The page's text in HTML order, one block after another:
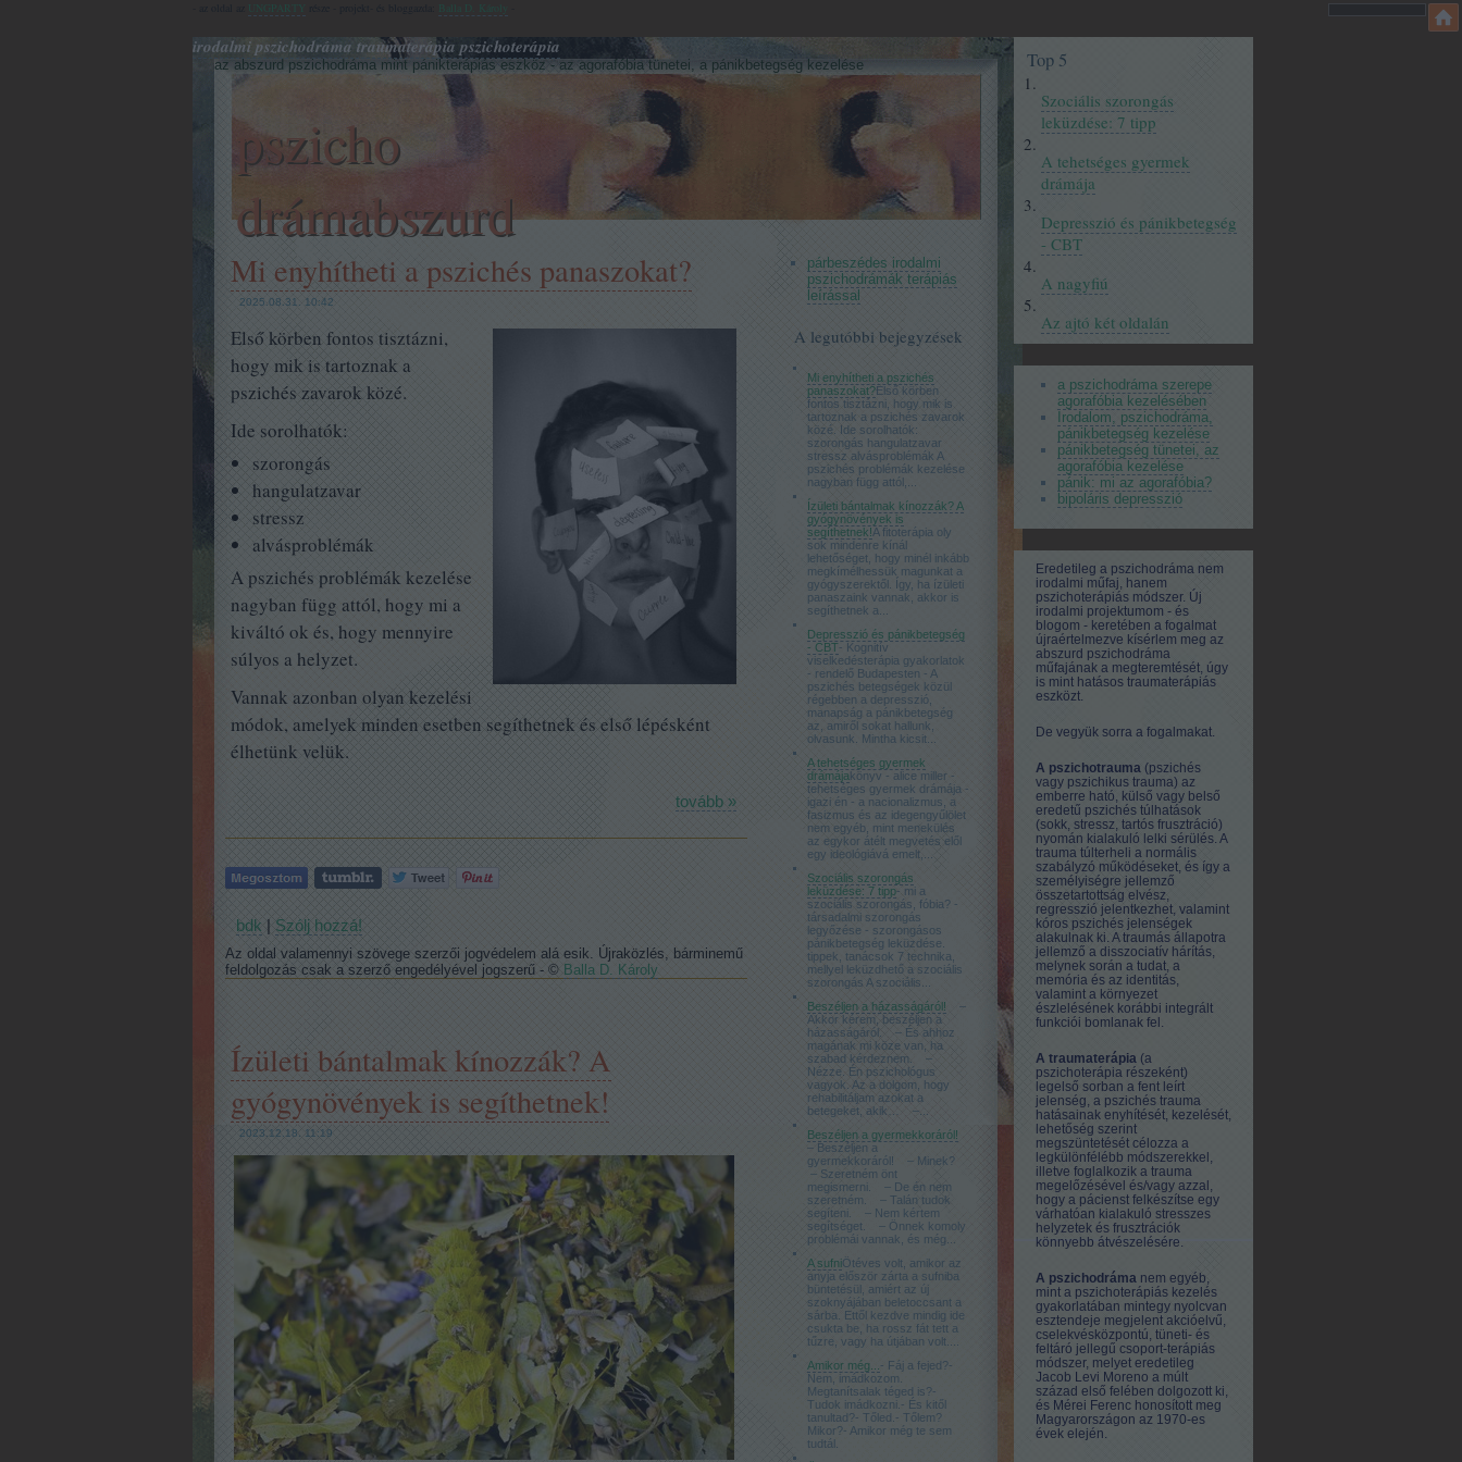
UNGPARTY Balla D. Károly
irodalmi pszichodráma traumaterápia pszichoterápia
az abszurd pszichodráma mint pánikterápiás eszköz - az agorafóbia tünetei, a pánikbetegség kezelése
pszicho
drámabszurd
Mi enyhítheti a pszichés panaszokat?
2025.08.31. 10:42
Első körben fontos tisztázni,
hogy mik is tartoznak a
pszichés zavarok közé.
Ide sorolhatók:
szorongás
hangulatzavar
stressz
alvásproblémák
A pszichés problémák kezelése
nagyban függ attól, hogy mi a
kiváltó ok és, hogy mennyire
súlyos a helyzet.
Vannak azonban olyan kezelési
módok, amelyek minden esetben segíthetnek és első lépésként
élhetünk velük.
tovább »
bdk | Szólj hozzá!
Az oldal valamennyi szövege szerzői jogvédelem alá esik. Újraközlés, bárminemű
feldolgozás csak a szerző engedélyével jogszerű - © Balla D. Károly
Ízületi bántalmak kínozzák? A
gyógynövények is segíthetnek!
2023.12.18. 11:19
Top 5
Szociális szorongás
leküzdése: 7 tipp
A tehetséges gyermek
drámája
Depresszió és pánikbetegség
- CBT
A nagyfiú
Az ajtó két oldalán
a pszichodráma szerepe
agorafóbia kezelésében
Irodalom, pszichodráma,
pánikbetegség kezelése
pánikbetegség tünetei, az
agorafóbia kezelése
pánik: mi az agorafóbia?
bipoláris depresszió
Eredetileg a pszichodráma nem
irodalmi műfaj, hanem
pszichoterápiás módszer. Új
irodalmi projektumom - és
blogom - keretében a fogalmat
újraértelmezve kísérlem meg az
abszurd pszichodráma
műfajának a megteremtését, úgy
is mint hatásos traumaterápiás
eszközt.
De vegyük sorra a fogalmakat.
A pszichotrauma (pszichés
vagy pszichikus trauma) az
emberre ható, külső vagy belső
eredetű pszichés túlhatások
(sokk, stressz, tartós frusztráció)
nyomán kialakuló lelki sérülés. A
trauma túlterheli a normális
szabályzó működéseket, és így a
személyiségre jellemző
összetartottság elvész,
regresszió jelentkezhet, valamint
kóros pszichés jelenségek
alakulnak ki. A traumás állapotra
jellemző a disszociatív hárítás,
melynek során a tudat, a
memória és az identitás,
valamint a környezet
észlelésének korábbi integrált
funkciói bomlanak fel.
A traumaterápia (a
pszichoterápia részeként)
legelső sorban a fent leírt
jelenség, a pszichés trauma
hatásainak enyhítését, kezelését,
lehetőség szerint
megszüntetését célozza a
legkülönfélébb módszerekkel,
illetve foglalkozik a trauma
megelőzésével és/vagy azzal,
hogy a pácienst felkészítse egy
várhatóan kialakuló stresszes
helyzetek és frusztrációk
könnyebb átvészelésére.
A pszichodráma nem egyéb,
mint a pszichoterápiás kezelés
gyakorlatában mintegy nyolcvan
esztendeje megjelent akcióelvű,
cselekvésközpontú, tüneti- és
feltáró jellegű csoport-terápiás
módszer, melyet eredetileg
Jacob Levi Moreno a múlt
század első felében dolgozott ki,
és Mérei Ferenc honosított meg
Magyarországon az 1970-es
évek elején.
párbeszédes irodalmi
pszichodrámák terápiás
leírással
A legutóbbi bejegyzések
Mi enyhítheti a pszichés
panaszokat?Első körben
fontos tisztázni, hogy mik is
tartoznak a pszichés zavarok
közé. Ide sorolhatók:
szorongás hangulatzavar
stressz alvásproblémák A
pszichés problémák kezelése
nagyban függ attól,...
Ízületi bántalmak kínozzák? A
gyógynövények is
segíthetnek!A fitoterápia oly
sok mindenre kínál
lehetőséget, hogy minél inkább
megkímélhessük magunkat a
gyógyszerektől. Így, ha ízületi
panaszaink vannak, akkor is
segíthetnek a...
Depresszió és pánikbetegség
- CBT- Kognitív
viselkedésterápia gyakorlatok
- rendelő Budapesten - A
pszichés betegségek közül
régebben a depresszió,
manapság a pánikbetegség
az, amiről sokat hallunk,
olvasunk. Mintha kicsit...
A tehetséges gyermek
drámájakönyv - alice miller -
tehetséges gyermek drámája -
igazi én - a nacionalizmus, a
fasizmus és az idegengyűlölet
nem egyéb, mint menekülés
az egykor átélt megvetés elől
egy ideológiává emelt,...
Szociális szorongás
leküzdése: 7 tipp- mi a
szociális szorongás, fóbia? -
társadalmi szorongás
legyőzése - szorongásos
pánikbetegség leküzdése.
tippek, tanácsok 7 technika,
mellyel leküzdhető a szociális
szorongás A szociális...
Beszéljen a házasságáról! –
Akkor kérem, beszéljen a
házasságáról. – És ahhoz
magának mi köze van, ha
szabad kérdeznem. –
Nézze. Én pszichológus
vagyok. Az a dolgom, hogy
rehabilitáljam azokat a
betegeket, akik… –...
Beszéljen a gyermekkoráról!
– Beszéljen a
gyermekkoráról! – Minek?
– Szeretném önt
megismerni. – De én nem
szeretném. – Talán tudok
segíteni. – Nem kértem
segítséget. – Önnek komoly
problémái vannak, és még...
A sufniÖtéves volt, amikor az
anyja először zárta a sufniba
büntetésül, amiért az új
szoknyájában beletoccsant a
sárba. Ettől kezdve mindig ide
csukta be, ha rossz fát tett a
tűzre, vagy ha útjában volt....
Amikor még... - Fáj a fejed?-
Nem, imádkozom.
Megtanítsalak téged is?-
Tudok imádkozni.- És kitől
tanultad?- Tőled.- Tőlem?
Mikor?- Amikor még te sem
tudtál.